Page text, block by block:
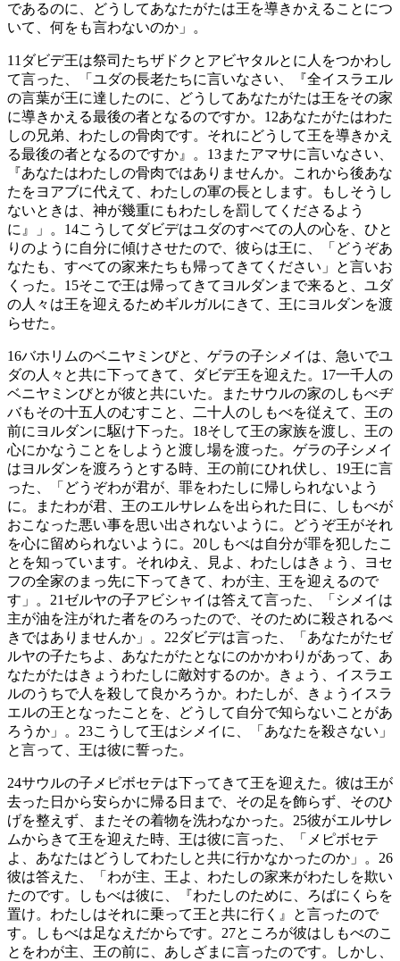
であるのに、どうしてあなたがたは王を導きかえることにつ
いて、何をも言わないのか」。
11 ダビデ王は祭司たちザドクとアビヤタルとに人をつかわし
て言った、「ユダの長老たちに言いなさい、『全イスラエル
の言葉が王に達したのに、どうしてあなたがたは王をその家
に導きかえる最後の者となるのですか。 12あなたがたはわた
しの兄弟、わたしの骨肉です。それにどうして王を導きかえ
る最後の者となるのですか』。 13またアマサに言いなさい、
『あなたはわたしの骨肉ではありませんか。これから後あな
たをヨアブに代えて、わたしの軍の長とします。もしそうし
ないときは、神が幾重にもわたしを罰してくださるよう
に』」。 14こうしてダビデはユダのすべての人の心を、ひと
りのように自分に傾けさせたので、彼らは王に、「どうぞあ
なたも、すべての家来たちも帰ってきてください」と言いお
くった。 15そこで王は帰ってきてヨルダンまで来ると、ユダ
の人々は王を迎えるためギルガルにきて、王にヨルダンを渡
らせた。
16バホリムのベニヤミンびと、ゲラの子シメイは、急いでユ
ダの人々と共に下ってきて、ダビデ王を迎えた。 17一千人の
ベニヤミンびとが彼と共にいた。またサウルの家のしもべヂ
バもその十五人のむすこと、二十人のしもべを従えて、王の
前にヨルダンに駆け下った。 18そして王の家族を渡し、王の
心にかなうことをしようと渡し場を渡った。ゲラの子シメイ
はヨルダンを渡ろうとする時、王の前にひれ伏し、 19王に言
った、「どうぞわが君が、罪をわたしに帰しられないよう
に。またわが君、王のエルサレムを出られた日に、しもべが
おこなった悪い事を思い出されないように。どうぞ王がそれ
を心に留められないように。 20しもべは自分が罪を犯したこ
とを知っています。それゆえ、見よ、わたしはきょう、ヨセ
フの全家のまっ先に下ってきて、わが主、王を迎えるので
す」。 21 ゼルヤの子アビシャイは答えて言った、「シメイは
主が油を注がれた者をのろったので、そのために殺されるべ
きではありませんか」。 22ダビデは言った、「あなたがたゼ
ルヤの子たちよ、あなたがたとなにのかかわりがあって、あ
なたがたはきょうわたしに敵対するのか。きょう、イスラエ
ルのうちで人を殺して良かろうか。わたしが、きょうイスラ
エルの王となったことを、どうして自分で知らないことがあ
ろうか」。 23こうして王はシメイに、「あなたを殺さない」
と言って、王は彼に誓った。
24サウルの子メピボセテは下ってきて王を迎えた。彼は王が
去った日から安らかに帰る日まで、その足を飾らず、そのひ
げを整えず、またその着物を洗わなかった。 25彼がエルサレ
ムからきて王を迎えた時、王は彼に言った、「メピボセテ
よ、あなたはどうしてわたしと共に行かなかったのか」。 26
彼は答えた、「わが主、王よ、わたしの家来がわたしを欺い
たのです。しもべは彼に、『わたしのために、ろばにくらを
置け。わたしはそれに乗って王と共に行く』と言ったので
す。しもべは足なえだからです。 27ところが彼はしもべのこ
とをわが主、王の前に、あしざまに言ったのです。しかし、